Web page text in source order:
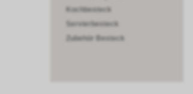
Kochbesteck
Servierbesteck
Zubehör Besteck